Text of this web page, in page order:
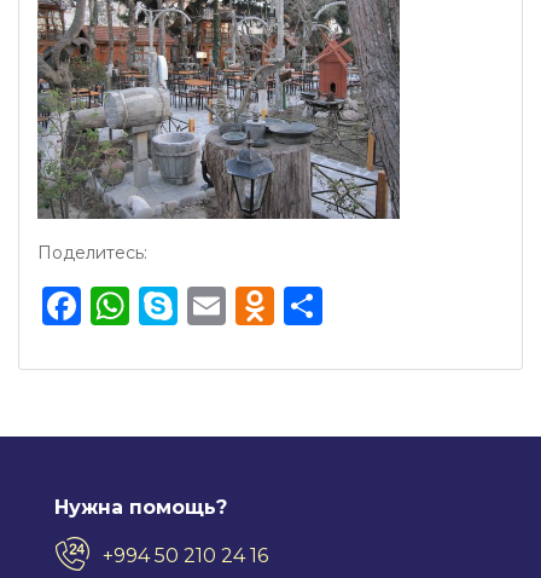
Поделитесь:
Facebook
WhatsApp
Skype
EmailOdnoklassniki
Нужна помощь?
+994 50 210 24 16